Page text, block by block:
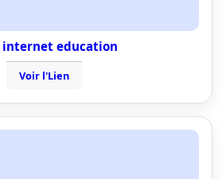
internet education
Voir l'Lien